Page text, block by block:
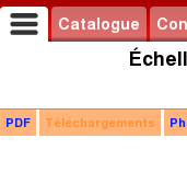
Catalogue
PDF Téléchargements